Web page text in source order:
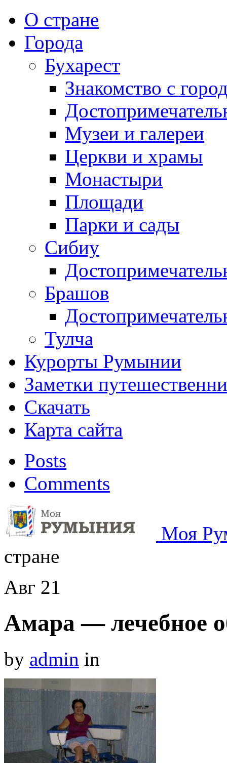
О стране
Города
Бухарест
Знакомство с
Музеи и галереи
Церкви и храмы
Монастыри
Площади
Парки и сады
Сибиу
Брашов
Тулча
Курорты Румынии
Заметки
Скачать
Карта сайта
Posts
Comments
Моя
стране
Авг 21
Амара — лечебное
by admin in